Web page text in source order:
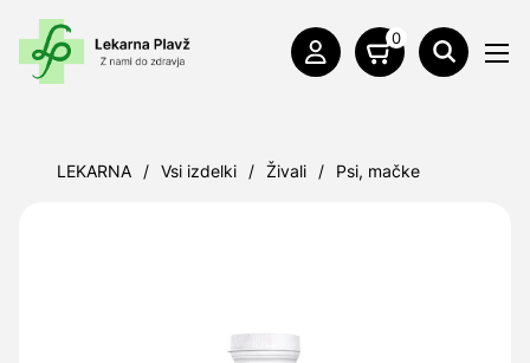
0
LEKARNA / Vsi izdelki / Živali / Psi, mačke